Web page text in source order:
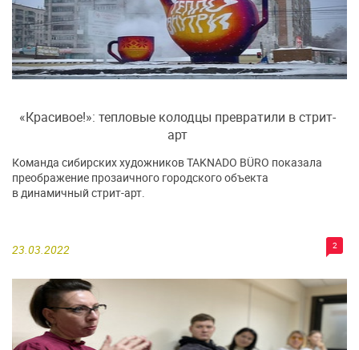
«Красивое!»: тепловые колодцы превратили в стрит-
арт
23.03.2022 2
Команда сибирских художников TAKNADO BÜRO показала
преображение прозаичного городского объекта
в динамичный стрит-арт.